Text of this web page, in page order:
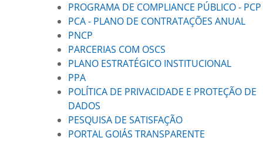
PROGRAMA DE COMPLIANCE PÚBLICO - PCP
PCA - PLANO DE CONTRATAÇÕES ANUAL
PNCP
PARCERIAS COM OSCS
PLANO ESTRATÉGICO INSTITUCIONAL
PPA
POLÍTICA DE PRIVACIDADE E PROTEÇÃO DE
DADOS
PESQUISA DE SATISFAÇÃO
PORTAL GOIÁS TRANSPARENTE